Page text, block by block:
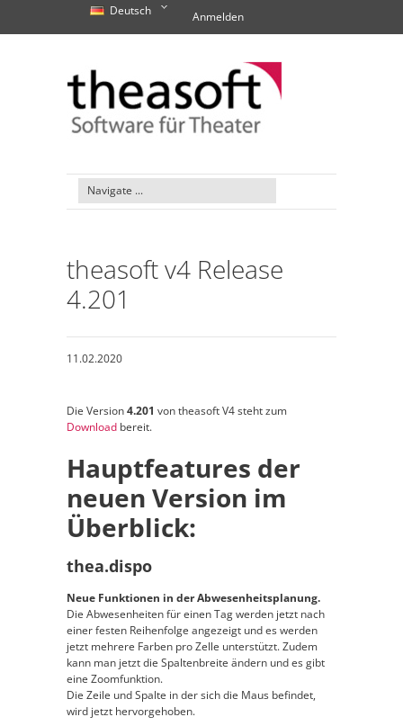
Deutsch Anmelden
theasoft v4 Release
4.201
11.02.2020
Die Version4.201 von theasoft V4 steht zum
Download bereit.
Hauptfeatures der
neuen Version im
Überblick:
thea.dispo
Neue Funktionen in der Abwesenheitsplanung.
Die Abwesenheiten für einen Tag werden jetzt nach
einer festen Reihenfolge angezeigt und es werden
jetzt mehrere Farben pro Zelle unterstützt. Zudem
kann man jetzt die Spaltenbreite ändern und es gibt
eine Zoomfunktion.
Die Zeile und Spalte in der sich die Maus befindet,
wird jetzt hervorgehoben.